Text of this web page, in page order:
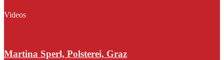
Videos
Martina Sperl, Polsterei, Graz